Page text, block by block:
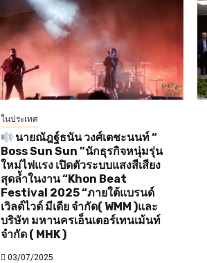
ในประเทศ
นายณัฎฐ์ธนัน วงศ์เตชะนนท์ “
Boss Sun Sun ”นักธุรกิจหนุ่มรุ่น
ใหม่ไฟแรง เปิดตัวระบบแสงสีเสียง
สุดล้ำในงาน “Khon Beat
Festival 2025 “ภายใต้แบรนด์
เวิลด์ไวด์ มีเดีย จำกัด( WMM )และ
บริษัท มหานครเอ็นเตอร์เทนเม้นท์
จำกัด ( MHK )
03/07/2025